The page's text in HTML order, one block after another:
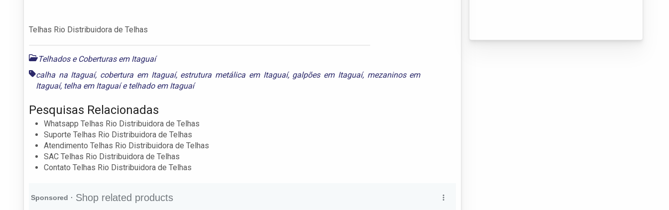
Telhas Rio Distribuidora de Telhas
Telhados e Coberturas em Itaguaí
calha na Itaguaí, cobertura em Itaguaí, estrutura metálica em Itaguaí, galpões em Itaguaí, mezaninos em
Itaguaí, telha em Itaguaíe telhado em Itaguaí
Pesquisas Relacionadas
Whatsapp Telhas Rio Distribuidora de Telhas
Suporte Telhas Rio Distribuidora de Telhas
Atendimento Telhas Rio Distribuidora de Telhas
SAC Telhas Rio Distribuidora de Telhas
Contato Telhas Rio Distribuidora de Telhas